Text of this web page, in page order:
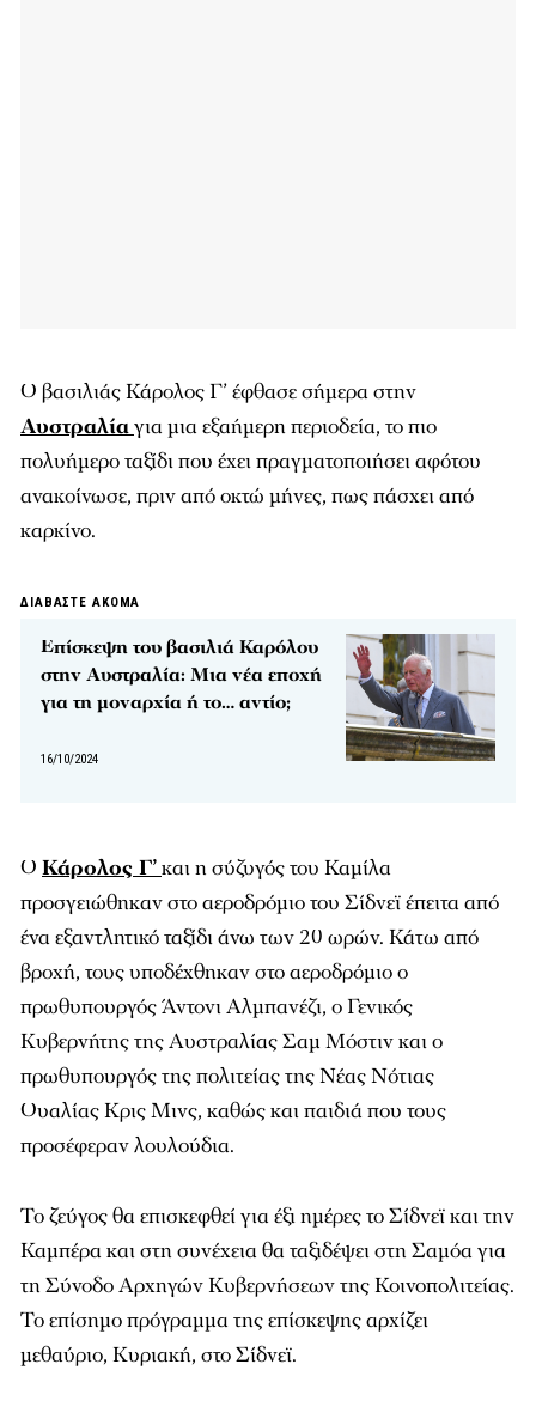
Ο βασιλιάς Κάρολος Γ’ έφθασε σήμερα στην
Αυστραλίαγια μια εξαήμερη περιοδεία, το πιο
πολυήμερο ταξίδι που έχει πραγματοποιήσει αφότου
ανακοίνωσε, πριν από οκτώ μήνες, πως πάσχει από
καρκίνο.
ΔΙΑΒΑΣΤΕ ΑΚΟΜΑ
Επίσκεψη του βασιλιά Καρόλου
στην Αυστραλία: Μια νέα εποχή
για τη μοναρχία ή το… αντίο;
16/10/2024
Ο Κάρολος Γ’και η σύζυγός του Καμίλα
προσγειώθηκαν στο αεροδρόμιο του Σίδνεϊ έπειτα από
ένα εξαντλητικό ταξίδι άνω των 20 ωρών. Κάτω από
βροχή, τους υποδέχθηκαν στο αεροδρόμιο ο
πρωθυπουργός Άντονι Αλμπανέζι, ο Γενικός
Κυβερνήτης της Αυστραλίας Σαμ Μόστιν και ο
πρωθυπουργός της πολιτείας της Νέας Νότιας
Ουαλίας Κρις Μινς, καθώς και παιδιά που τους
προσέφεραν λουλούδια.
Το ζεύγος θα επισκεφθεί για έξι ημέρες το Σίδνεϊ και την
Καμπέρα και στη συνέχεια θα ταξιδέψει στη Σαμόα για
τη Σύνοδο Αρχηγών Κυβερνήσεων της Κοινοπολιτείας.
Το επίσημο πρόγραμμα της επίσκεψης αρχίζει
μεθαύριο, Κυριακή, στο Σίδνεϊ.